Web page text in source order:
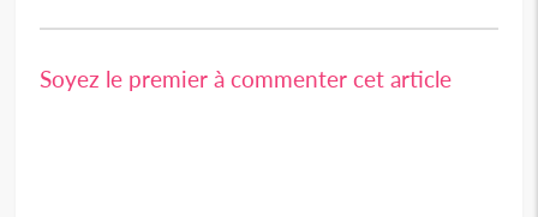
Soyez le premier à commenter cet article